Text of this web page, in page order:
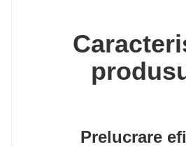
Prelucrare